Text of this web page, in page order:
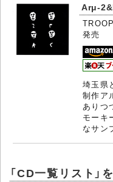
Arμ-
発売
埼玉県
制作ア
ありつ
モーキ
なサン
「CD一覧リスト」